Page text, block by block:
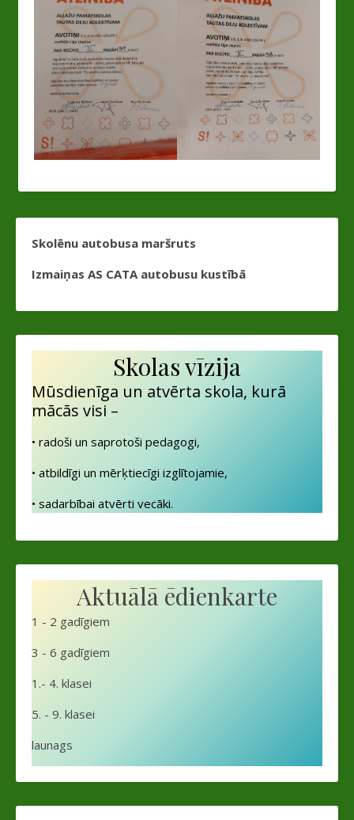
Skolēnu autobusa maršruts
Izmaiņas AS CATA autobusu kustībā
Skolas vīzija
Mūsdienīga un atvērta skola, kurā
mācās visi –
• radoši un saprotoši pedagogi,
• atbildīgi un mērķtiecīgi izglītojamie,
• sadarbībai atvērti vecāki.
Aktuālā ēdienkarte
1 - 2 gadīgiem
3 - 6 gadīgiem
1.- 4. klasei
5. - 9. klasei
launags